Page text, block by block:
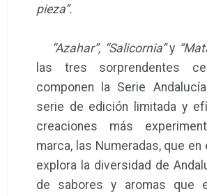
pieza”.
“Azahar”, “Salicornia”y
las tres sorprendentes
componen la Serie
serie de edición limitada y
creaciones más
marca, las Numeradas, que
explora la diversidad de
de sabores y aromas que